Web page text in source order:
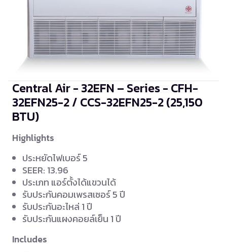
Central Air - 32EFN – Series - CFH-
32EFN25-2 / CCS-32EFN25-2(25,150
BTU)
Highlights
ประหยัดไฟเบอร์ 5
SEER: 13.96
ประเภท แอร์ตั้งได้แขวนได้
รับประกันคอมเพรสเซอร์ 5 ปี
รับประกันอะไหล่ 1 ปี
รับประกันแผงคอยล์เย็น 1 ปี
Includes